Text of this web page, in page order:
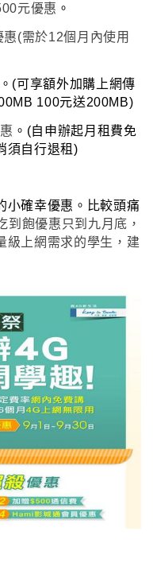
元優惠 。
(需於12個月內使用
。(可享額外加購上網傳
100元送200MB)
。(自申辦起月租費免
須自行退租)
小確幸優惠 。比較頭痛
到飽優惠只到九月底 ，
級上網需求的學生 ，建